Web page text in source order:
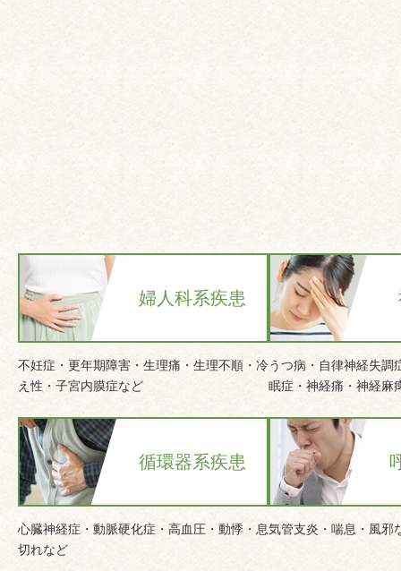
婦人科系疾患
不妊症・更年期障害・生理痛・生理不順・冷
え性・子宮内膜症など
うつ病・自律神経失調
眠症・神経痛・神経麻
循環器系疾患
心臓神経症・動脈硬化症・高血圧・動悸・息
切れなど
気管支炎・喘息・風邪